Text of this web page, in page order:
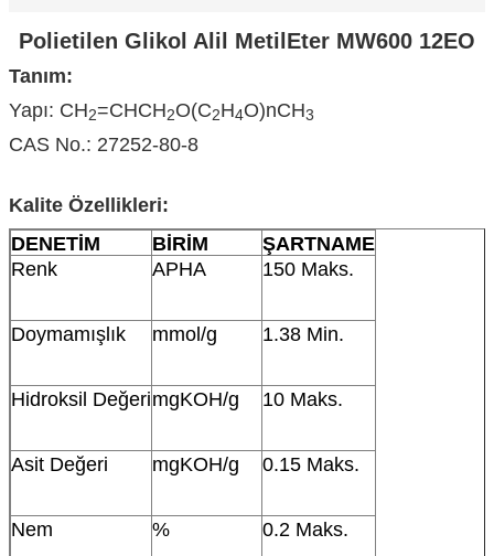
Polietilen Glikol Alil MetilEter MW600 12EO
Tanım:
Yapı: CH2=CHCH2O(C2H4O)nCH3
CAS No.: 27252-80-8
Kalite Özellikleri:
DENETİM
BİRİM
ŞARTNAME
Renk
APHA 150 Maks.
Doymamışlık mmol/g 1.38 Min.
Hidroksil DeğerimgKOH/g 10 Maks.
Asit Değeri mgKOH/g 0.15 Maks.
Nem % 0.2 Maks.